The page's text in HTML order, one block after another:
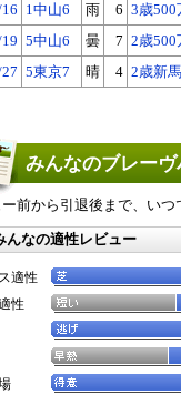
1中山6 雨 6 3歳500
5中山6 曇 7 2歳500
5東京7 晴 4 2歳新馬
みんなのブレーヴ
前から引退後まで、いつ
んなの適性レビュー
適性
性